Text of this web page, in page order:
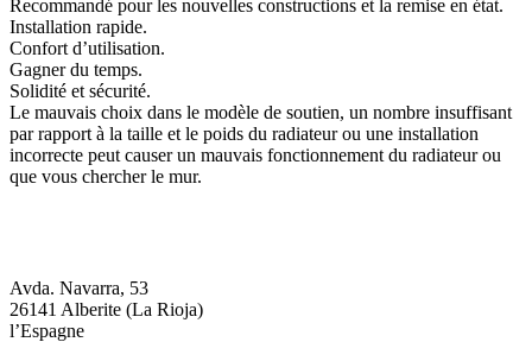
Recommandé pour les nouvelles constructions et la remise en état.
Installation rapide.
Confort d’utilisation.
Gagner du temps.
Solidité et sécurité.
Le mauvais choix dans le modèle de soutien, un nombre insuffisant
par rapport à la taille et le poids du radiateur ou une installation
incorrecte peut causer un mauvais fonctionnement du radiateur ou
que vous chercher le mur.
Avda. Navarra, 53
26141 Alberite (La Rioja)
l’Espagne